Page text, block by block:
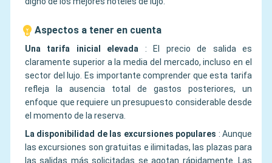
Aspectos a tener en cuenta
Una tarifa inicial elevada :
El precio de salida es
claramente superior a la media del mercado, incluso en el
sector del lujo. Es importante comprender que esta tarifa
refleja la ausencia total de gastos posteriores, un
enfoque que requiere un presupuesto considerable desde
el momento de la reserva.
La disponibilidad de las excursiones populares :Aunque
las excursiones son gratuitas e ilimitadas, las plazas para
las salidas más solicitadas se agotan rápidamente. Las